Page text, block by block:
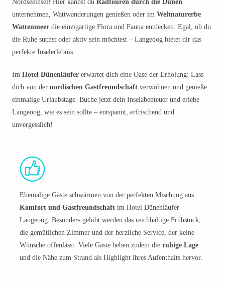
Nordseeinsel! Hier kannst du Radtouren durch die Dünen
unternehmen, Wattwanderungen genießen oder im Weltnaturerbe
Wattenmeer die einzigartige Flora und Fauna entdecken. Egal, ob du
die Ruhe suchst oder aktiv sein möchtest – Langeoog bietet dir das
perfekte Inselerlebnis.
Im Hotel Dünenläufer erwartet dich eine Oase der Erholung: Lass
dich von der nordischen Gastfreundschaft verwöhnen und genieße
einmalige Urlaubstage. Buche jetzt dein Inselabenteuer und erlebe
Langeoog, wie es sein sollte – entspannt, erfrischend und
unvergesslich!
Ehemalige Gäste schwärmen von der perfekten Mischung aus
Komfort und Gastfreundschaft im Hotel Dünenläufer
Langeoog. Besonders gelobt werden das reichhaltige Frühstück,
die gemütlichen Zimmer und der herzliche Service, der keine
Wünsche offenlässt. Viele Gäste heben zudem die ruhige Lage
und die Nähe zum Strand als Highlight ihres Aufenthalts hervor.